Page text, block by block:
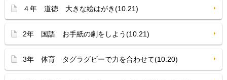
４年 道徳 大きな絵はがき(10.21)
2年 国語 お手紙の劇をしよう(10.21)
3年 体育 タグラグビーで力を合わせて(10.20)